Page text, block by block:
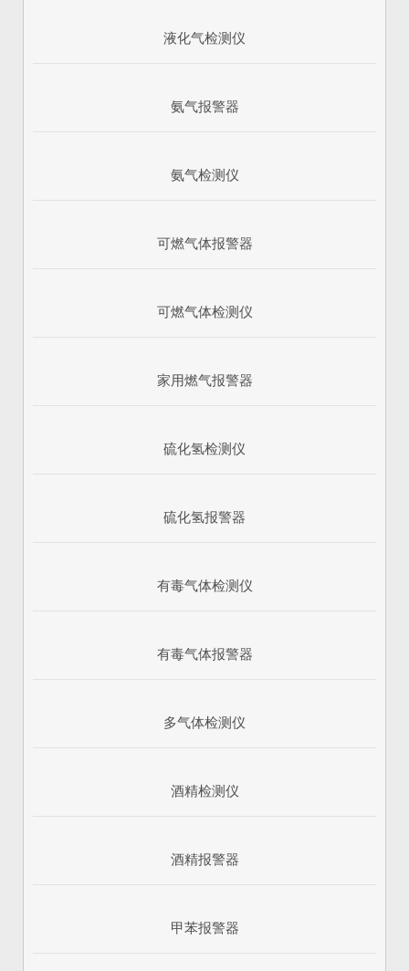
液化气检测仪
氨气报警器
氨气检测仪
可燃气体报警器
可燃气体检测仪
家用燃气报警器
硫化氢检测仪
硫化氢报警器
有毒气体检测仪
有毒气体报警器
多气体检测仪
酒精检测仪
酒精报警器
甲苯报警器